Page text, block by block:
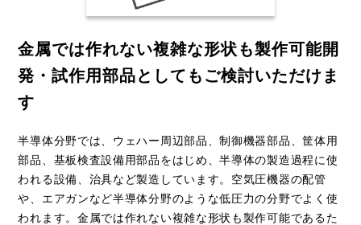
金属では作れない複雑な形状も製作可能開
発・試作用部品としてもご検討いただけま
す
半導体分野では、ウェハー周辺部品、制御機器部品、筐体用
部品、基板検査設備用部品をはじめ、半導体の製造過程に使
われる設備、治具など製造しています。空気圧機器の配管
や、エアガンなど半導体分野のような低圧力の分野でよく使
われます。金属では作れない複雑な形状も製作可能であるた